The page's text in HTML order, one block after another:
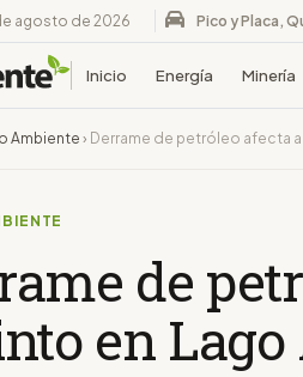
agosto de 2026 Pico y Placa,
Inicio Energía Minería
Ambiente › Derrame de petróleo afecta
de
en